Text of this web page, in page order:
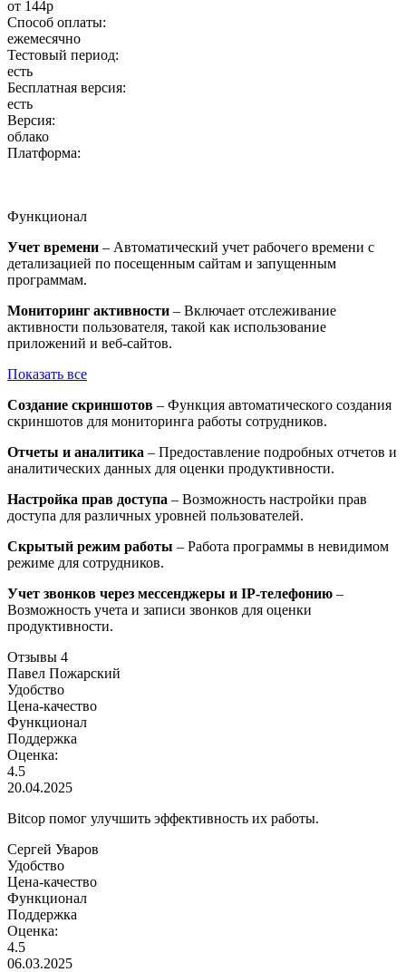
от 144р
Способ оплаты:
ежемесячно
Тестовый период:
есть
Бесплатная версия:
есть
Версия:
облако
Платформа:
Функционал
Учет времени – Автоматический учет рабочего времени с
детализацией по посещенным сайтам и запущенным
программам.
Мониторинг активности – Включает отслеживание
активности пользователя, такой как использование
приложений и веб-сайтов.
Показать все
Создание скриншотов – Функция автоматического создания
скриншотов для мониторинга работы сотрудников.
Отчеты и аналитика – Предоставление подробных отчетов и
аналитических данных для оценки продуктивности.
Настройка прав доступа – Возможность настройки прав
доступа для различных уровней пользователей.
Скрытый режим работы – Работа программы в невидимом
режиме для сотрудников.
Учет звонков через мессенджеры и IP-телефонию –
Возможность учета и записи звонков для оценки
продуктивности.
Отзывы 4
Павел Пожарский
Удобство
Цена-качество
Функционал
Поддержка
Оценка:
4.5
20.04.2025
Bitcop помог улучшить эффективность их работы.
Сергей Уваров
Удобство
Цена-качество
Функционал
Поддержка
Оценка:
4.5
06.03.2025